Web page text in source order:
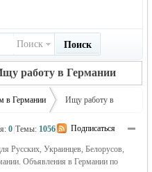
Поиск Поиск
работу в Германии
в Германии Ищу работу в
Германии
| Подписаться
0 Темы: 1056
Русских, Украинцев, Белорусов,
Объявления в Германии по